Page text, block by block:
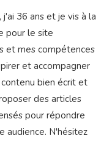
36 ans et je vis à la
pour le site
et mes compétences
et accompagner
bien écrit et
des articles
pour répondre
audience. N'hésitez